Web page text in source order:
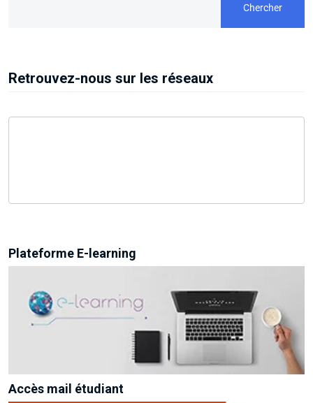
Chercher
Retrouvez-nous sur les réseaux
Plateforme E-learning
Accès mail étudiant